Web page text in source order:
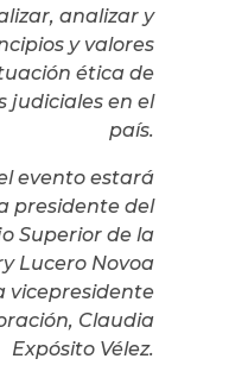
analizar y
y valores
ética de
judiciales en el
país.
evento estará
presidente del
Superior de la
Lucero Novoa
vicepresidente
Claudia
Expósito Vélez.